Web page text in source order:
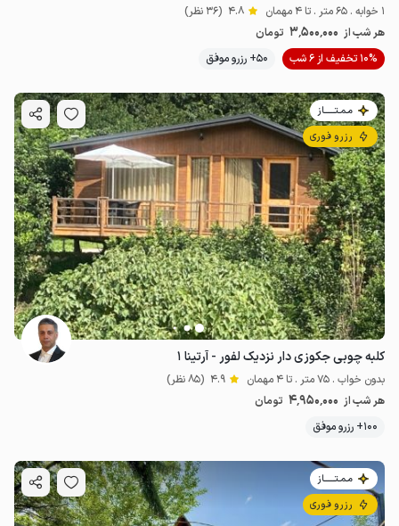
1 خوابه . 65 متر . تا 4 مهمان 4.8 (36 نظر)
هر شب از 3٬500٬000 تومان
10% تخفیف از 6 شب
50+ رزرو موفق
مـمـتــــــاز
رزرو فوری
کلبه چوبی جکوزی دار نزدیک لفور - آرتینا ۱
بدون خواب . 75 متر . تا 4 مهمان 4.9 (85 نظر)
هر شب از 4٬950٬000 تومان
100+ رزرو موفق
مـمـتــــــاز
رزرو فوری